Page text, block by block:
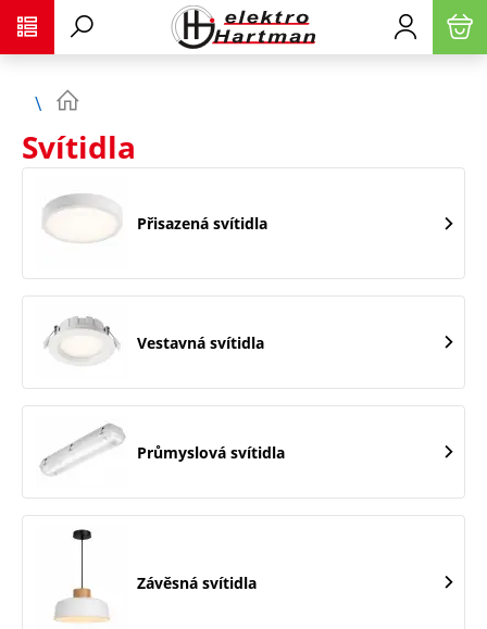
Svítidla
Přisazená svítidla
Vestavná svítidla
Průmyslová svítidla
Závěsná svítidla